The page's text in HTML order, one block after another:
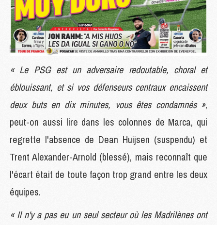
« Le PSG est un adversaire redoutable, choral et
éblouissant, et si vos défenseurs centraux encaissent
deux buts en dix minutes, vous êtes condamnés »,
peut-on aussi lire dans les colonnes de Marca, qui
regrette l'absence de Dean Huijsen (suspendu) et
Trent Alexander-Arnold (blessé), mais reconnaît que
l'écart était de toute façon trop grand entre les deux
équipes.
« Il n'y a pas eu un seul secteur où les Madrilènes ont